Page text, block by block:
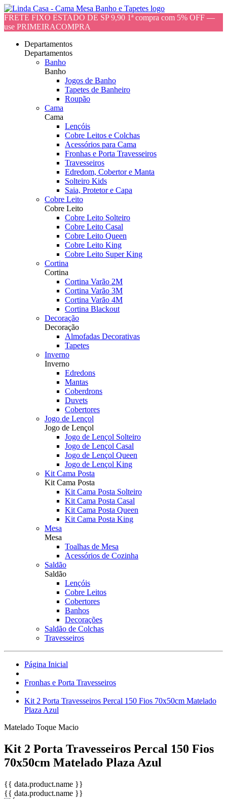
FRETE FIXO ESTADO DE SP 9,90 1ª compra com 5% OFF —
use PRIMEIRACOMPRA
Departamentos
Departamentos
Banho
Banho
Jogos de Banho
Tapetes de Banheiro
Roupão
Cama
Cama
Lençóis
Cobre Leitos e Colchas
Acessórios para Cama
Fronhas e Porta Travesseiros
Travesseiros
Edredom, Cobertor e Manta
Solteiro Kids
Saia, Protetor e Capa
Cobre Leito
Cobre Leito
Cobre Leito Solteiro
Cobre Leito Casal
Cobre Leito Queen
Cobre Leito King
Cobre Leito Super King
Cortina
Cortina
Cortina Varão 2M
Cortina Varão 3M
Cortina Varão 4M
Cortina Blackout
Decoração
Decoração
Almofadas Decorativas
Tapetes
Inverno
Inverno
Edredons
Mantas
Coberdrons
Duvets
Cobertores
Jogo de Lençol
Jogo de Lençol
Jogo de Lençol Solteiro
Jogo de Lençol Casal
Jogo de Lençol Queen
Jogo de Lençol King
Kit Cama Posta
Kit Cama Posta
Kit Cama Posta Solteiro
Kit Cama Posta Casal
Kit Cama Posta Queen
Kit Cama Posta King
Mesa
Mesa
Toalhas de Mesa
Acessórios de Cozinha
Saldão
Saldão
Lençóis
Cobre Leitos
Cobertores
Banhos
Decorações
Saldão de Colchas
Travesseiros
Página Inicial
Fronhas e Porta Travesseiros
Kit 2 Porta Travesseiros Percal 150 Fios 70x50cm Matelado
Plaza Azul
Matelado Toque Macio
Kit 2 Porta Travesseiros Percal 150 Fios
70x50cm Matelado Plaza Azul
{{ data.product.name }}
{{ data.product.name }}